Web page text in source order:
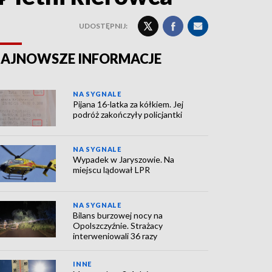
UDOSTĘPNIJ:
INFORMACJE
NA SYGNALE
Pijana 16-latka za kółkiem. Jej
podróż zakończyły policjantki
NA SYGNALE
Wypadek w Jaryszowie. Na
miejscu lądował LPR
NA SYGNALE
Bilans burzowej nocy na
Opolszczyźnie. Strażacy
interweniowali 36 razy
INNE